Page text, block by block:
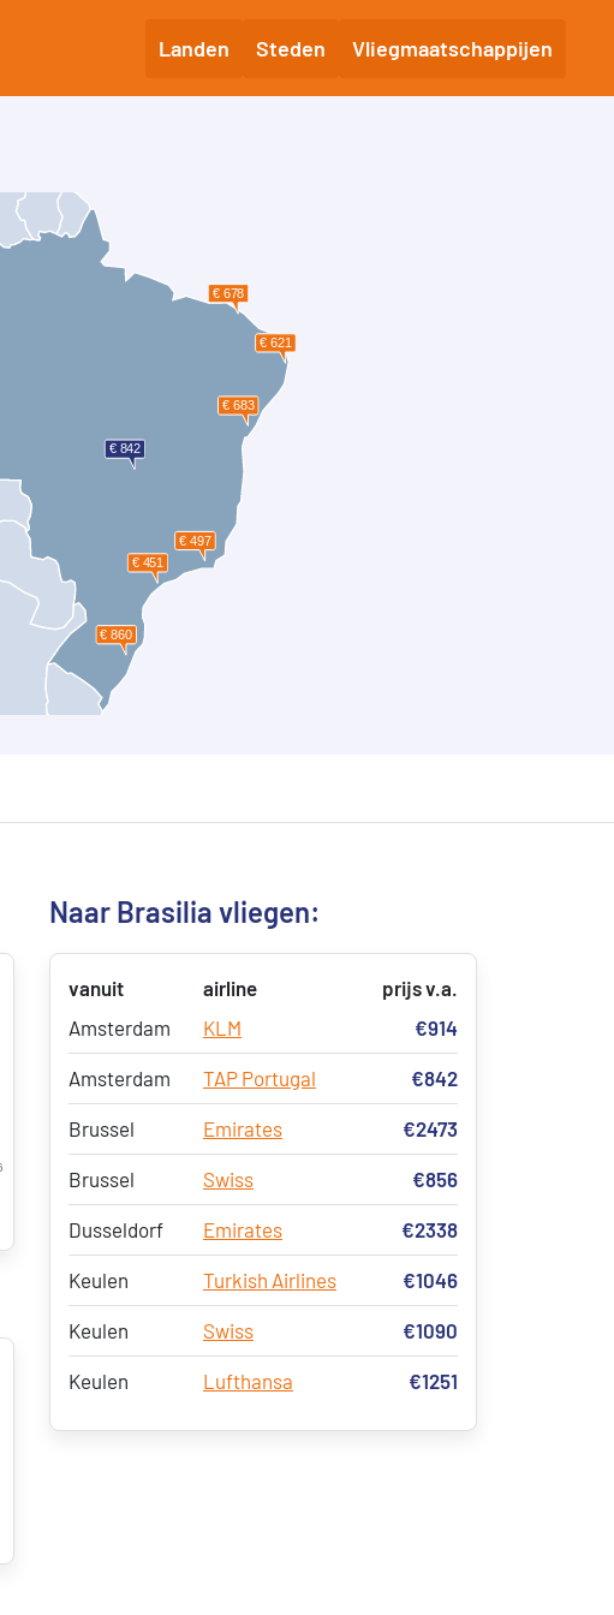
Landen Steden Vliegmaatschappijen
Naar Brasilia vliegen:
vanuit airline
prijs v.a.
Amsterdam
KLM €914
Amsterdam TAP Portugal €842
Brussel Emirates €2473
Brussel Swiss €856
Dusseldorf Emirates €2338
Keulen Turkish Airlines €1046
Keulen Swiss €1090
Keulen Lufthansa €1251